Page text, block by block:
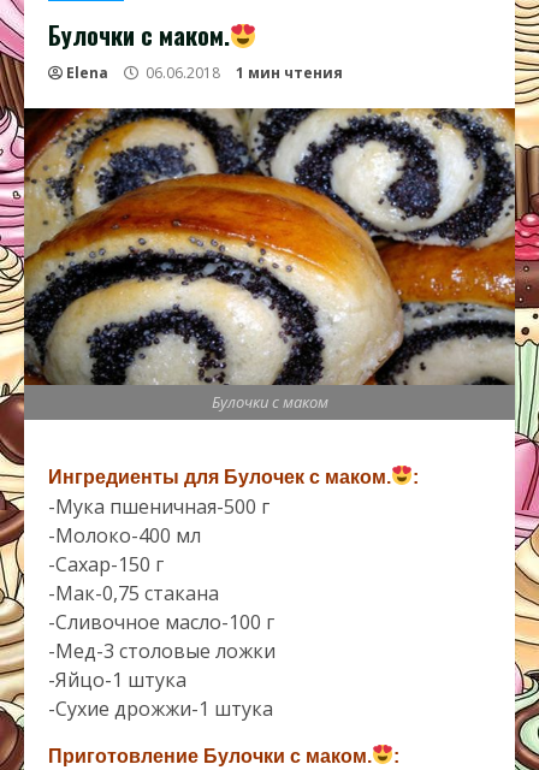
Булочки с маком.
Elena 06.06.2018 1 мин чтения
Булочки с маком
Ингредиенты для Булочек с маком. :
-Мука пшеничная-500 г
-Молоко-400 мл
-Сахар-150 г
-Мак-0,75 стакана
-Сливочное масло-100 г
-Мед-3 столовые ложки
-Яйцо-1 штука
-Сухие дрожжи-1 штука
Приготовление Булочки с маком. :